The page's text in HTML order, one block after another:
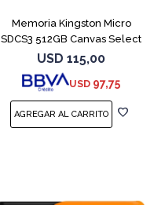
Memoria Kingston Micro
SDCS3 512GB Canvas Select
Plus
USD 115,00
USD 97,75